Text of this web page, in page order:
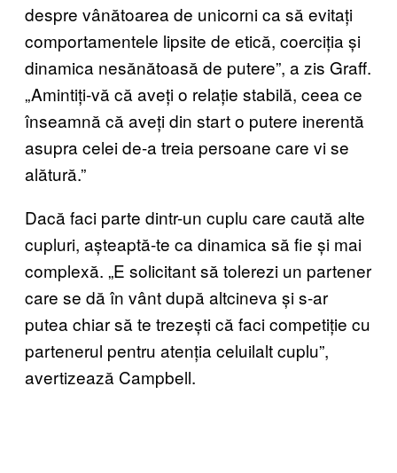
despre vânătoarea de unicorni ca să evitați
comportamentele lipsite de etică, coerciția și
dinamica nesănătoasă de putere”, a zis Graff.
„Amintiți-vă că aveți o relație stabilă, ceea ce
înseamnă că aveți din start o putere inerentă
asupra celei de-a treia persoane care vi se
alătură.”
Dacă faci parte dintr-un cuplu care caută alte
cupluri, așteaptă-te ca dinamica să fie și mai
complexă. „E solicitant să tolerezi un partener
care se dă în vânt după altcineva și s-ar
putea chiar să te trezești că faci competiție cu
partenerul pentru atenția celuilalt cuplu”,
avertizează Campbell.